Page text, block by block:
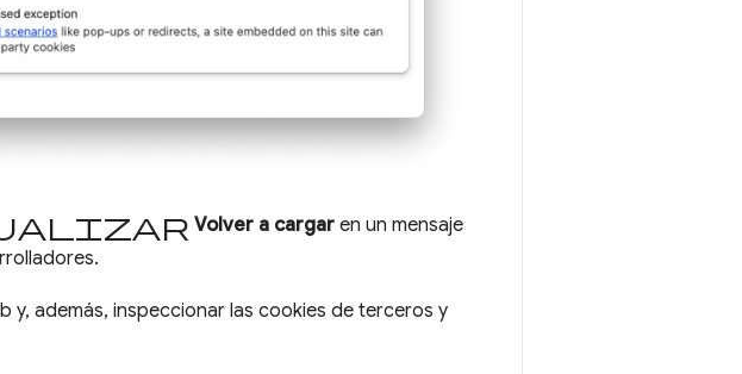
Volver a cargar en un mensaje
además, inspeccionar las cookies de terceros y